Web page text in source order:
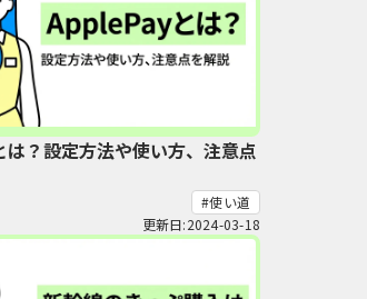
？設定方法や使い方、注意点
使い道
更新日:2024-03-18